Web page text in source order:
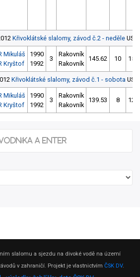
Křivoklátské slalomy, závod č.2 - neděleUSD
Mikuláš
Kryštof
1990
1992
3
Rakovník
Rakovník
145.62 10
Křivoklátské slalomy, závod č.1 - sobota
Mikuláš
Kryštof
1990
1992
3
Rakovník
Rakovník
139.53 8
slalomu a sjezdu na divoké vodě na území
v zahraničí. Projekt je vlastnictvím ČSK DV.